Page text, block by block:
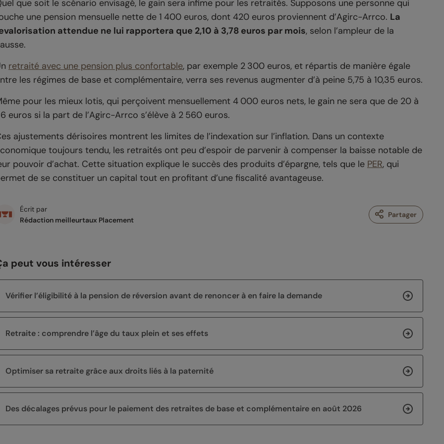
que soit le scénario envisagé, le gain sera infime pour les retraités. Supposons une personne qui
une pension mensuelle nette de 1 400 euros, dont 420 euros proviennent d’Agirc-Arrco. La
attendue ne lui rapportera que 2,10 à 3,78 euros par mois, selon l’ampleur de la
retraité avec une pension plus confortable, par exemple 2 300 euros, et répartis de manière égale
les régimes de base et complémentaire, verra ses revenus augmenter d’à peine 5,75 à 10,35 euros.
pour les mieux lotis, qui perçoivent mensuellement 4 000 euros nets, le gain ne sera que de 20 à
euros si la part de l’Agirc-Arrco s’élève à 2 560 euros.
ajustements dérisoires montrent les limites de l’indexation sur l’inflation. Dans un contexte
toujours tendu, les retraités ont peu d’espoir de parvenir à compenser la baisse notable de
pouvoir d’achat. Cette situation explique le succès des produits d’épargne, tels que le PER, qui
de se constituer un capital tout en profitant d’une fiscalité avantageuse.
Écrit par
Rédaction meilleurtaux Placement
Partager
peut vous intéresser
Vérifier l’éligibilité à la pension de réversion avant de renoncer à en faire la demande
Retraite : comprendre l’âge du taux plein et ses effets
Optimiser sa retraite grâce aux droits liés à la paternité
Des décalages prévus pour le paiement des retraites de base et complémentaire en août 2026